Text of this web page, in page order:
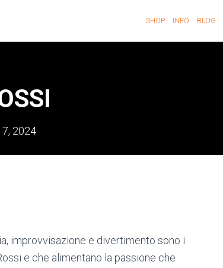
SHOP INFO BLOG
2024
improvvisazione e divertimento sono i
e che alimentano la passione che